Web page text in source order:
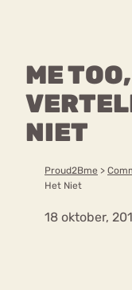
inhoud
ME
NIET
Proud2Bme >
Het Niet
18 oktober,
Content
Over proud2bme
Contact
Proud in de media
Vacatures
VEEL